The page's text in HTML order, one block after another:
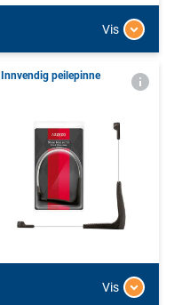
Vis
Innvendig peilepinne
Vis